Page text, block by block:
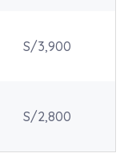
S/3,900
S/2,800